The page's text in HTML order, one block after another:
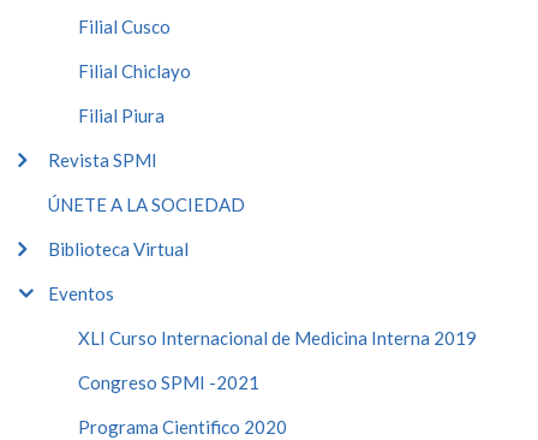
Filial Cusco
Filial Chiclayo
Filial Piura
Revista SPMI
ÚNETE A LA SOCIEDAD
Biblioteca Virtual
Eventos
XLI Curso Internacional de Medicina Interna 2019
Congreso SPMI -2021
Programa Cientifico 2020